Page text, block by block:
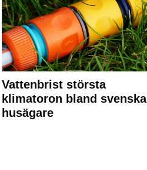
Vattenbrist största
klimatoron bland svenska
husägare